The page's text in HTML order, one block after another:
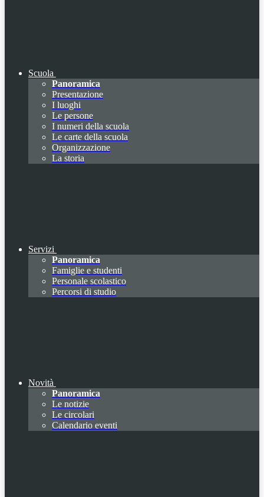
Scuola
Panoramica
Presentazione
I luoghi
Le persone
I numeri della scuola
Le carte della scuola
Organizzazione
La storia
Servizi
Panoramica
Famiglie e studenti
Personale scolastico
Percorsi di studio
Novità
Panoramica
Le notizie
Le circolari
Calendario eventi